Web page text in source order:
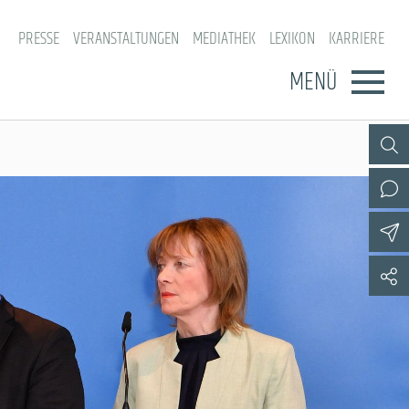
PRESSE VERANSTALTUNGEN MEDIATHEK LEXIKON KARRIERE
MENÜ